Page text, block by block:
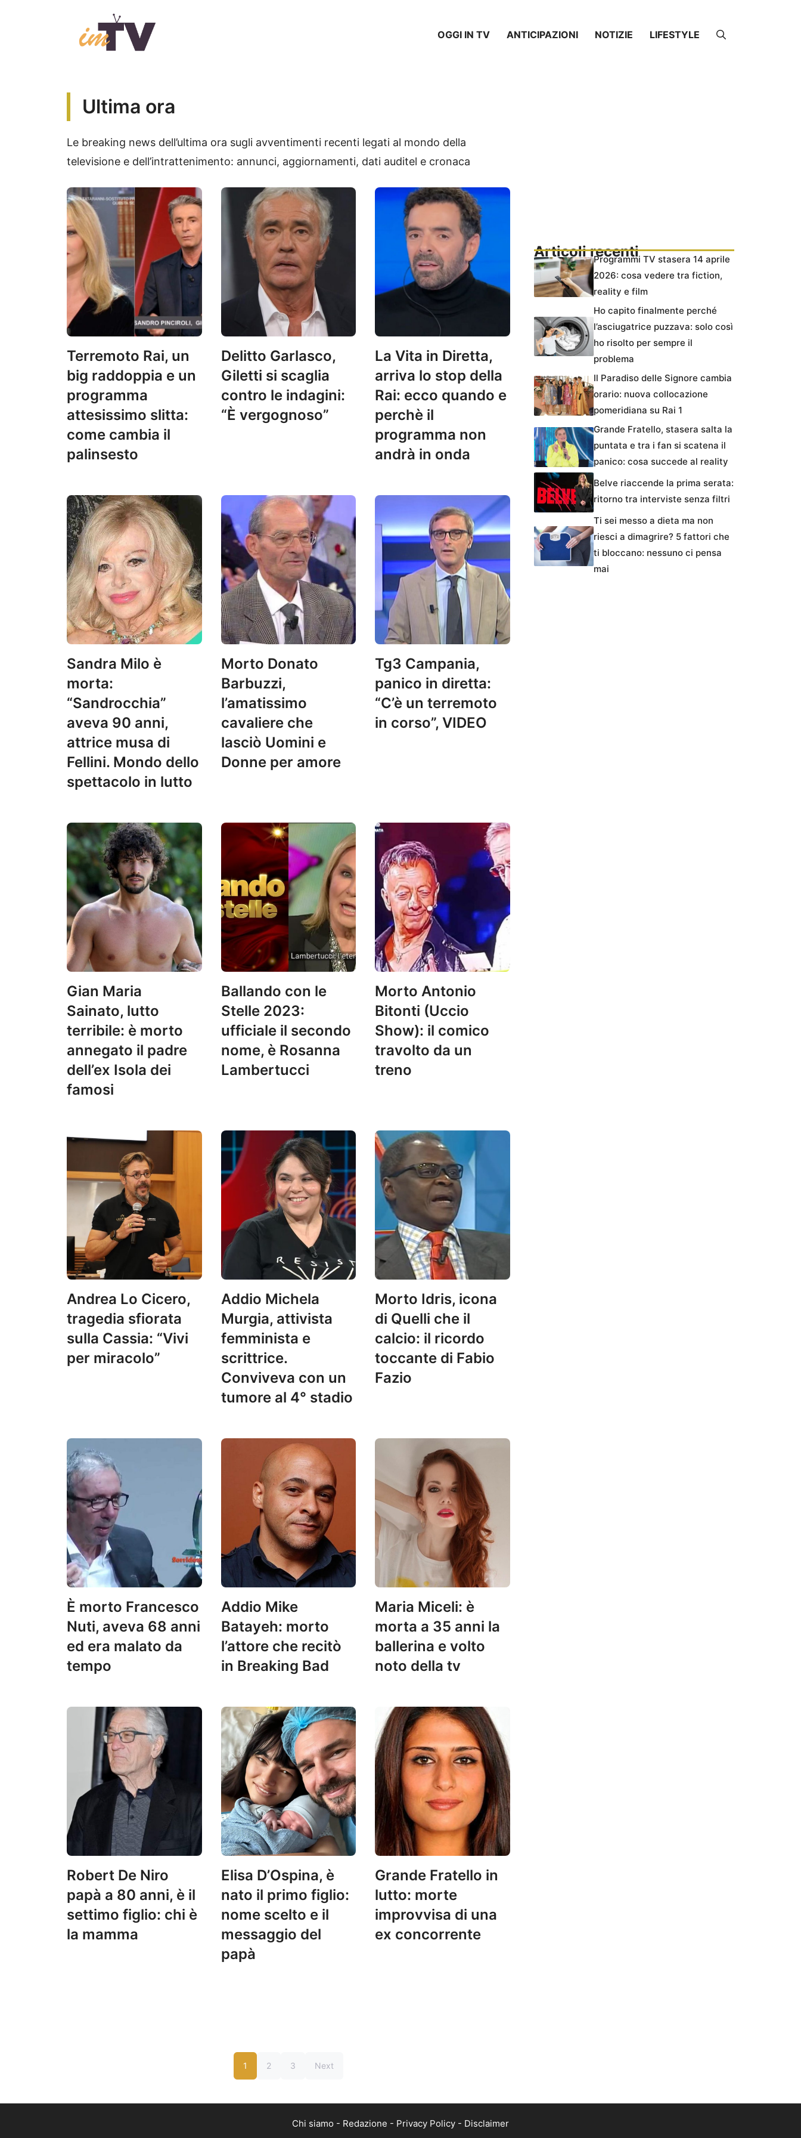
OGGI IN TV ANTICIPAZIONI NOTIZIE LIFESTYLE
Ultima ora
Le breaking news dell’ultima ora sugli avventimenti recenti legati al mondo della
televisione e dell’intrattenimento: annunci, aggiornamenti, dati auditel e cronaca
Terremoto Rai, un
big raddoppia e un
programma
attesissimo slitta:
come cambia il
palinsesto
Delitto Garlasco,
Giletti si scaglia
contro le indagini:
“È vergognoso”
La Vita in Diretta,
arriva lo stop della
Rai: ecco quando e
perchè il
programma non
andrà in onda
Sandra Milo è
morta:
“Sandrocchia”
aveva 90 anni,
attrice musa di
Fellini. Mondo dello
spettacolo in lutto
Morto Donato
Barbuzzi,
l’amatissimo
cavaliere che
lasciò Uomini e
Donne per amore
Tg3 Campania,
panico in diretta:
“C’è un terremoto
in corso”, VIDEO
Gian Maria
Sainato, lutto
terribile: è morto
annegato il padre
dell’ex Isola dei
famosi
Ballando con le
Stelle 2023:
ufficiale il secondo
nome, è Rosanna
Lambertucci
Morto Antonio
Bitonti (Uccio
Show): il comico
travolto da un
treno
Andrea Lo Cicero,
tragedia sfiorata
sulla Cassia: “Vivi
per miracolo”
Addio Michela
Murgia, attivista
femminista e
scrittrice.
Conviveva con un
tumore al 4° stadio
Morto Idris, icona
di Quelli che il
calcio: il ricordo
toccante di Fabio
Fazio
È morto Francesco
Nuti, aveva 68 anni
ed era malato da
tempo
Addio Mike
Batayeh: morto
l’attore che recitò
in Breaking Bad
Maria Miceli: è
morta a 35 anni la
ballerina e volto
noto della tv
Robert De Niro
papà a 80 anni, è il
settimo figlio: chi è
la mamma
Elisa D’Ospina, è
nato il primo figlio:
nome scelto e il
messaggio del
papà
Grande Fratello in
lutto: morte
improvvisa di una
ex concorrente
1 2 3 Next
Articoli recentiProgrammi TV stasera 14 aprile
2026: cosa vedere tra fiction,
reality e film
Ho capito finalmente perché
l’asciugatrice puzzava: solo così
ho risolto per sempre il
problema
Il Paradiso delle Signore cambia
orario: nuova collocazione
pomeridiana su Rai 1
Grande Fratello, stasera salta la
puntata e tra i fan si scatena il
panico: cosa succede al reality
Belve riaccende la prima serata:
ritorno tra interviste senza filtri
Ti sei messo a dieta ma non
riesci a dimagrire? 5 fattori che
ti bloccano: nessuno ci pensa
mai
Chi siamo - Redazione - Privacy Policy - Disclaimer